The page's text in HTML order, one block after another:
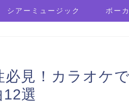
シアーミュージック ボー
必見！カラオケ
選